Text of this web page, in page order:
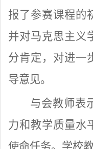
报了参赛课程的
并对马克思主义
分肯定，对进一
导意见。
与会教师表
力和教学质量水
使命任务。学校